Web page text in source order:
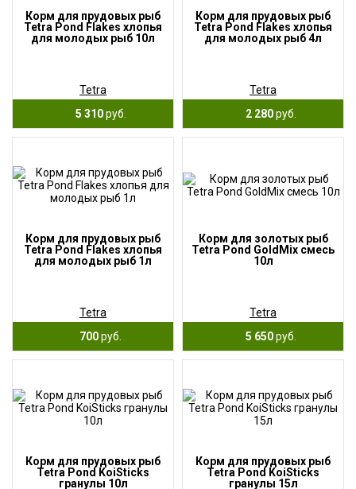
Корм для прудовых рыб
Tetra Pond Flakes хлопья
для молодых рыб 10л
Tetra
5 310руб.
Корм для прудовых рыб
Tetra Pond Flakes хлопья
для молодых рыб 4л
Tetra
2 280руб.
Корм для прудовых рыб
Tetra Pond Flakes хлопья
для молодых рыб 1л
Tetra
700руб.
Корм для золотых рыб
Tetra Pond GoldMix смесь
10л
Tetra
5 650руб.
Корм для прудовых рыб
Tetra Pond KoiSticks
гранулы 10л
Корм для прудовых рыб
Tetra Pond KoiSticks
гранулы 15л